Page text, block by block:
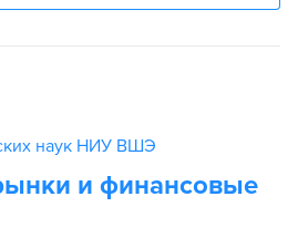
наук НИУ ВШЭ
и финансовые